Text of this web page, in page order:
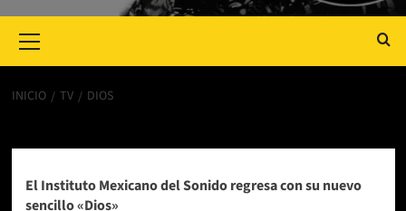
Menu
INICIO TV DIOS
El Instituto Mexicano del Sonido regresa con su nuevo
sencillo «Dios»